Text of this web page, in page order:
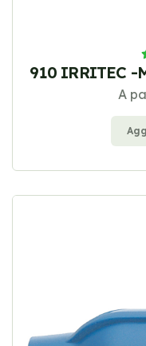
910 IRRITEC -
A